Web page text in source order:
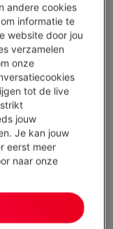
andere cookies
informatie te
website door jou
verzamelen
onze
tot de live
jouw
Je kan jouw
eerst meer
naar onze